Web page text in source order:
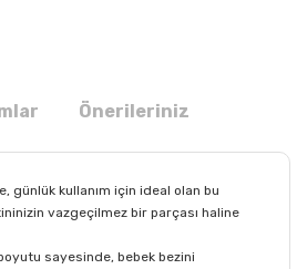
Önerileriniz
günlük kullanım için ideal olan bu
vazgeçilmez bir parçası haline
sayesinde, bebek bezini